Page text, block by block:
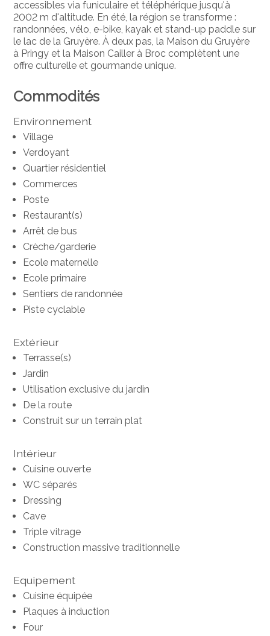
accessibles via funiculaire et téléphérique jusqu'à
2002 m d'altitude. En été, la région se transforme :
randonnées, vélo, e-bike, kayak et stand-up paddle sur
le lac de la Gruyère. À deux pas, la Maison du Gruyère
à Pringy et la Maison Cailler à Broc complètent une
offre culturelle et gourmande unique.
Commodités
Environnement
Village
Verdoyant
Quartier résidentiel
Commerces
Poste
Restaurant(s)
Arrêt de bus
Crèche/garderie
Ecole maternelle
Ecole primaire
Sentiers de randonnée
Piste cyclable
Extérieur
Terrasse(s)
Jardin
Utilisation exclusive du jardin
De la route
Construit sur un terrain plat
Intérieur
Cuisine ouverte
WC séparés
Dressing
Cave
Triple vitrage
Construction massive traditionnelle
Equipement
Cuisine équipée
Plaques à induction
Four